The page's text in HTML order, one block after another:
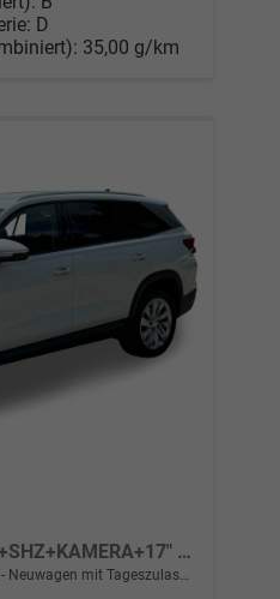
D
35,00 g/km
Selection 4x4+DSG+ACC+eHK+SHZ+KAMERA+17" ALU
Neuwagen mit Tageszulassung